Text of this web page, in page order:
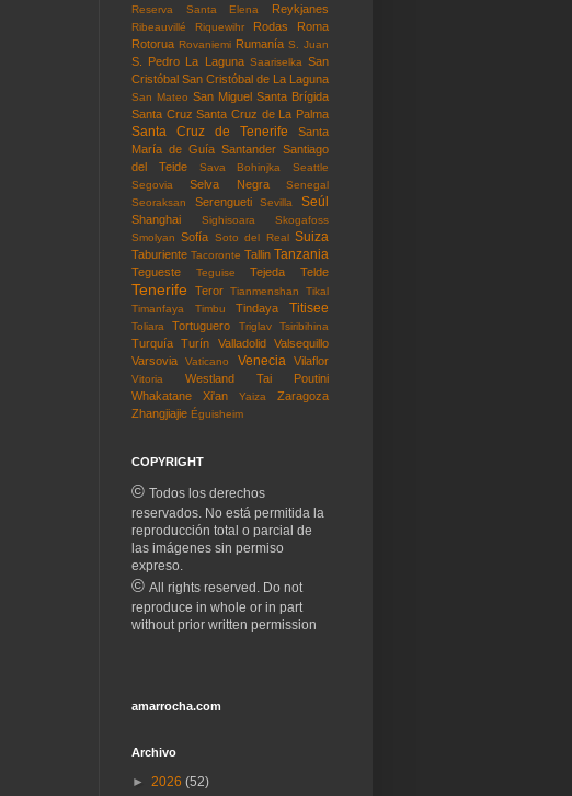
Reserva Santa Elena Reykjanes
Ribeauvillé Riquewihr Rodas
Roma
Rotorua Rovaniemi Rumanía S. Juan
S. Pedro La Laguna Saariselka San
Cristóbal San Cristóbal de La Laguna
San Mateo San Miguel Santa Brígida
Santa Cruz Santa Cruz de La Palma
Santa Cruz de Tenerife
Santa
María de Guía Santander Santiago
del Teide
Sava Bohinjka
Seattle
Segovia
Selva Negra
Senegal
Seoraksan
Serengueti Sevilla Seúl
Shanghai Sighisoara
Skogafoss
Smolyan Sofía Soto del Real Suiza
Taburiente Tacoronte Tallin Tanzania
Tegueste Teguise Tejeda Telde
Tenerife Teror Tianmenshan
Tikal
Timanfaya
Timbu Tindaya Titisee
Toliara Tortuguero Triglav Tsiribihina
Turquía Turín Valladolid
Valsequillo
Varsovia
Vaticano Venecia Vilaflor
Vitoria
Westland Tai Poutini
Whakatane
Xi'an Yaiza
Zaragoza
Zhangjiajie Éguisheim
COPYRIGHT
© Todos los derechos
reservados. No está permitida la
reproducción total o parcial de
las imágenes sin permiso
expreso.
© All rights reserved. Do not
reproduce in whole or in part
without prior written permission
amarrocha.com
Archivo
► 2026 (52)